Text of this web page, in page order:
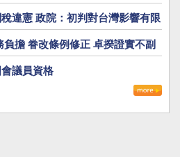
違憲 政院：初判對台灣影響有限
擔 眷改條例修正 卓揆證實不副
議員資格